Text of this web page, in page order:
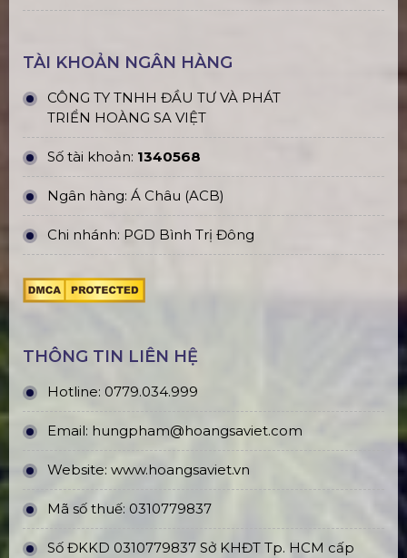
TÀI KHOẢN NGÂN HÀNG
CÔNG TY TNHH ĐẦU TƯ VÀ PHÁT
TRIỂN HOÀNG SA VIỆT
Số tài khoản: 1340568
Ngân hàng: Á Châu (ACB)
Chi nhánh: PGD Bình Trị Đông
THÔNG TIN LIÊN HỆ
Hotline: 0779.034.999
Email: hungpham@hoangsaviet.com
Website: www.hoangsaviet.vn
Mã số thuế: 0310779837
Số ĐKKD 0310779837 Sở KHĐT Tp. HCM cấp